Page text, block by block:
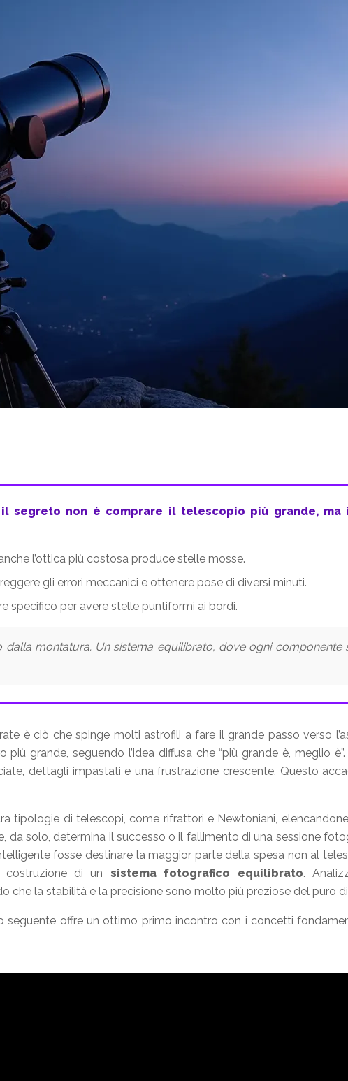
segreto non è comprare il telescopio più grande,
l’ottica più costosa produce stelle mosse.
gli errori meccanici e ottenere pose di diversi minuti.
specifico per avere stelle puntiformi ai bordi.
montatura. Un sistema equilibrato, dove ogni
è ciò che spinge molti astrofili a fare il grande passo verso
grande, seguendo l’idea diffusa che “più grande è, meglio
dettagli impastati e una frustrazione crescente. Questo
tipologie di telescopi, come rifrattori e Newtoniani,
da solo, determina il successo o il fallimento di una sessione
fosse destinare la maggior parte della spesa non al
di un sistema fotografico equilibrato.
che la stabilità e la precisione sono molto più preziose del puro
seguente offre un ottimo primo incontro con i concetti